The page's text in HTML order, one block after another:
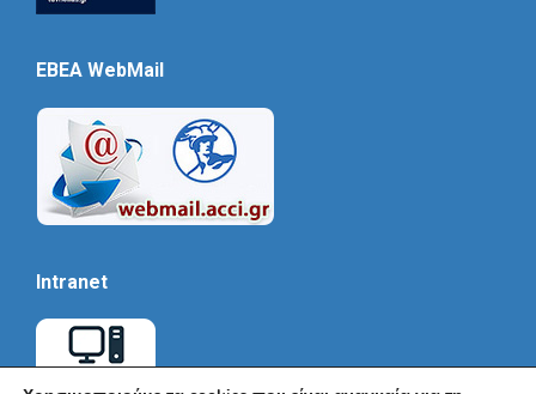
EBEA WebMail
Intranet